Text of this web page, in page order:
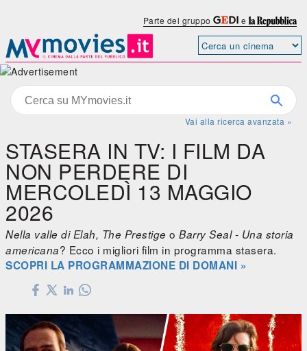
Parte del gruppo e
Vai alla ricerca avanzata »
STASERA IN TV: I FILM DA
NON PERDERE DI
MERCOLEDÌ 13 MAGGIO
2026
Nella valle di Elah, The Prestige o Barry Seal - Una storia
americana? Ecco i migliori film in programma stasera.
SCOPRI LA PROGRAMMAZIONE DI DOMANI »

The Prestige